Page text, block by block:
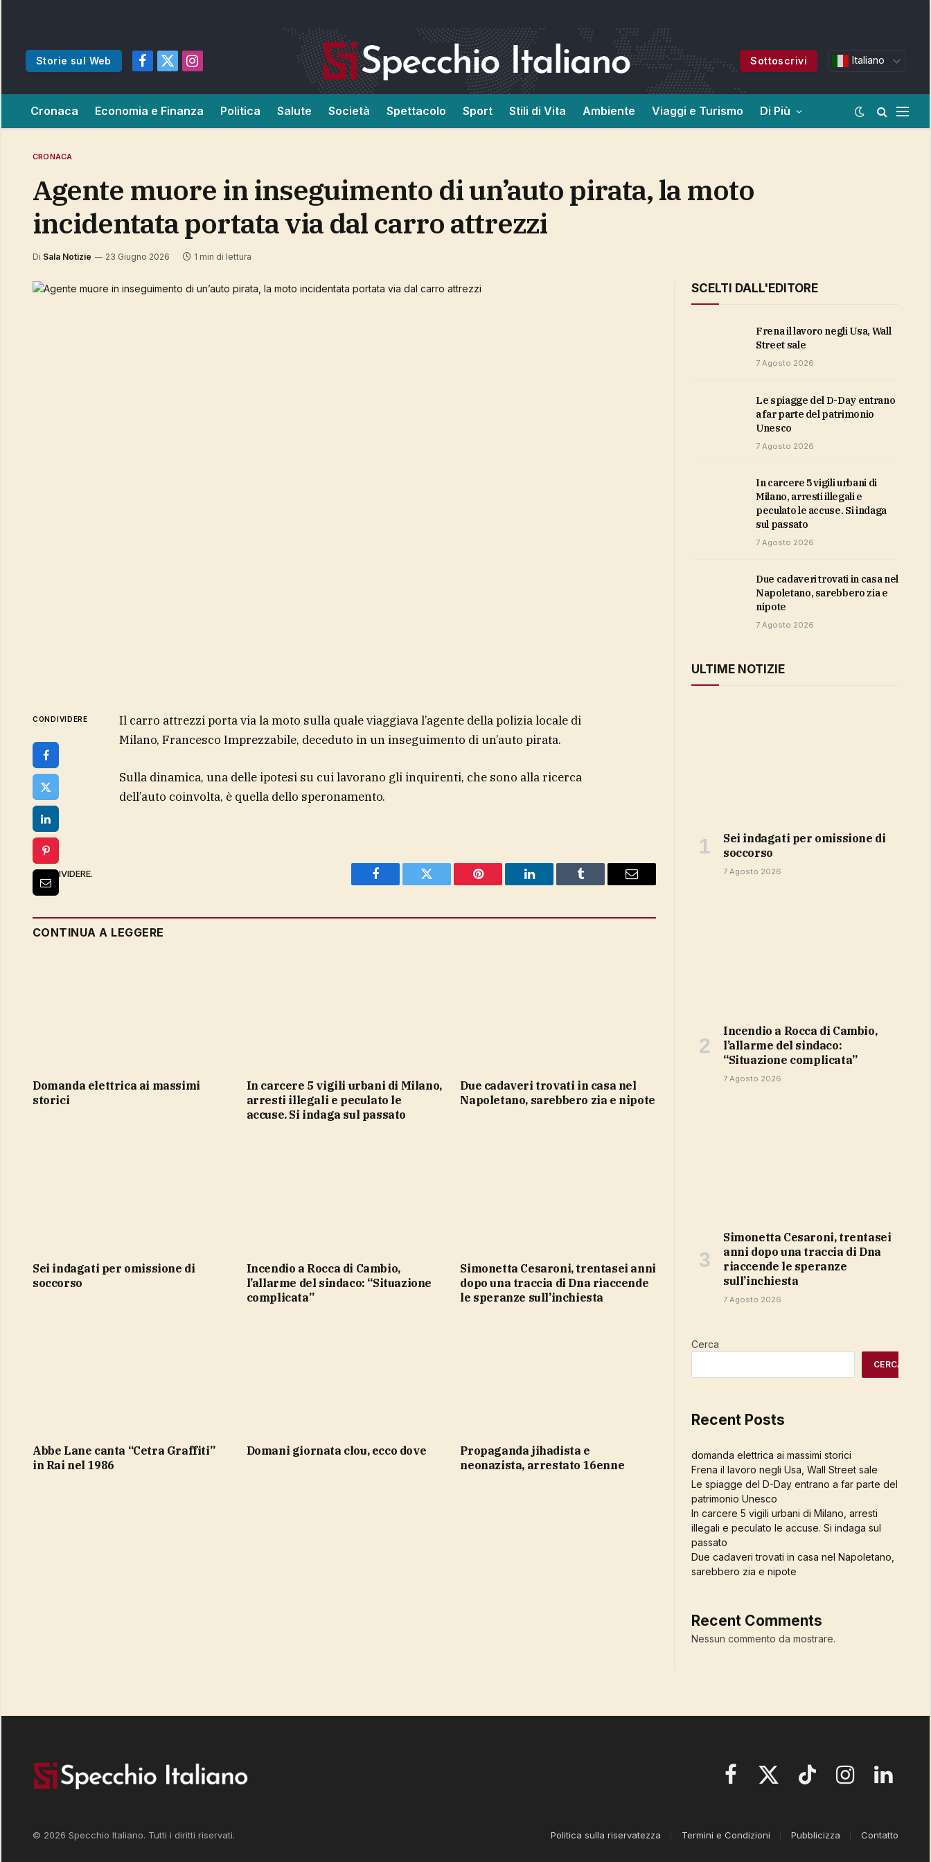
Storie sul Web
Facebook
X
Instagram
Sottoscrivi Italiano
Cronaca Economia e Finanza Politica Salute Società Spettacolo Sport Stili di Vita Ambiente Viaggi e Turismo Di Più
CRONACA
Agente muore in inseguimento di un’auto pirata, la moto
incidentata portata via dal carro attrezzi
Di Sala Notizie 23 Giugno 2026 1 min di lettura
CONDIVIDERE
Il carro attrezzi porta via la moto sulla quale viaggiava l’agente della polizia locale di
Milano, Francesco Imprezzabile, deceduto in un inseguimento di un’auto pirata.
Sulla dinamica, una delle ipotesi su cui lavorano gli inquirenti, che sono alla ricerca
dell’auto coinvolta, è quella dello speronamento.
CONDIVIDERE.
Facebook Twitter Pinterest LinkedIn Tumblr Email
CONTINUA A LEGGERE
domanda elettrica ai massimi
storici
In carcere 5 vigili urbani di Milano,
arresti illegali e peculato le
accuse. Si indaga sul passato
Due cadaveri trovati in casa nel
Napoletano, sarebbero zia e nipote
sei indagati per omissione di
soccorso
Incendio a Rocca di Cambio,
l’allarme del sindaco: “Situazione
complicata”
Simonetta Cesaroni, trentasei anni
dopo una traccia di Dna riaccende
le speranze sull’inchiesta
Abbe Lane canta “Cetra Graffiti”
in Rai nel 1986
domani giornata clou, ecco dove
propaganda jihadista e
neonazista, arrestato 16enne
SCELTI DALL'EDITORE
Frena il lavoro negli Usa, Wall
Street sale
7 Agosto 2026
Le spiagge del D-Day entrano
a far parte del patrimonio
Unesco
7 Agosto 2026
In carcere 5 vigili urbani di
Milano, arresti illegali e
peculato le accuse. Si indaga
sul passato
7 Agosto 2026
Due cadaveri trovati in casa nel
Napoletano, sarebbero zia e
nipote
7 Agosto 2026
ULTIME NOTIZIE
sei indagati per omissione di
soccorso
7 Agosto 2026
Incendio a Rocca di Cambio,
l’allarme del sindaco:
“Situazione complicata”
7 Agosto 2026
Simonetta Cesaroni, trentasei
anni dopo una traccia di Dna
riaccende le speranze
sull’inchiesta
7 Agosto 2026
Cerca
CERCA
Recent Posts
domanda elettrica ai massimi storici
Frena il lavoro negli Usa, Wall Street sale
Le spiagge del D-Day entrano a far parte del
patrimonio Unesco
In carcere 5 vigili urbani di Milano, arresti
illegali e peculato le accuse. Si indaga sul
passato
Due cadaveri trovati in casa nel Napoletano,
sarebbero zia e nipote
Recent Comments
Nessun commento da mostrare.
Facebook
X
TikTok InstagramLinkedIn
© 2026 Specchio Italiano. Tutti i diritti riservati. Politica sulla riservatezza Termini e Condizioni Pubblicizza Contatto